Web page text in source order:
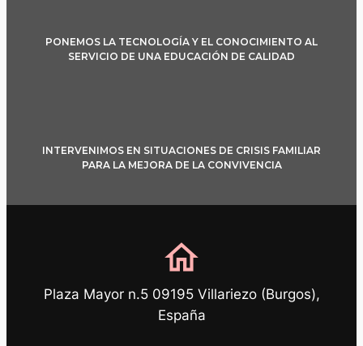
PONEMOS LA TECNOLOGÍA Y EL CONOCIMIENTO AL
SERVICIO DE UNA EDUCACIÓN DE CALIDAD
INTERVENIMOS EN SITUACIONES DE CRISIS FAMILIAR
PARA LA MEJORA DE LA CONVIVENCIA
home
Plaza Mayor n.5 09195 Villariezo (Burgos),
España